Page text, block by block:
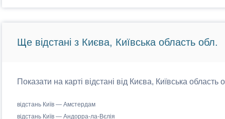
Ще відстані з Києва, Київська область обл.
Показати на карті відстані від Києва, Київська
відстань Київ — Амстердам
відстань Київ — Андорра-ла-Вєлія